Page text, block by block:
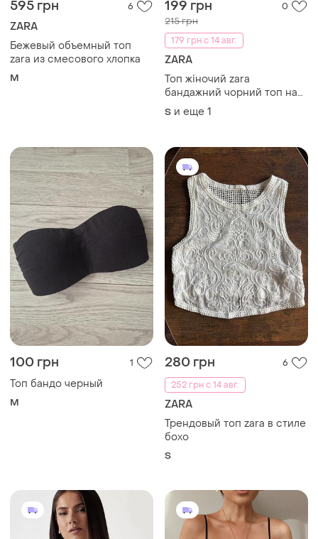
бандажний чорний топ на
резинці с
S и еще
100 грн 1
Топ бандо черный
M
280 грн
6
252 грн с 14 авг.
ZARA
Трендовый топ zara в стиле